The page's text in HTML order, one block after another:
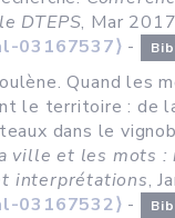
DTEPS, Mar
03167537⟩ -
Quand les
le territoire : de
dans le
ville et les mots :
interprétations,
03167532⟩ -